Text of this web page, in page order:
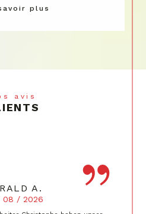
08 / 2026
Christophe haben unser